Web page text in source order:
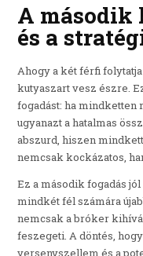
A második
és a
Ahogy a két férfi folytatja
kutyaszart vesz észre.
fogadást: ha mindketten
ugyanazt a hatalmas
abszurd, hiszen
nemcsak kockázatos,
Ez a második fogadás
mindkét fél számára
nemcsak a bróker
feszegeti. A döntés,
versenyszellem és a